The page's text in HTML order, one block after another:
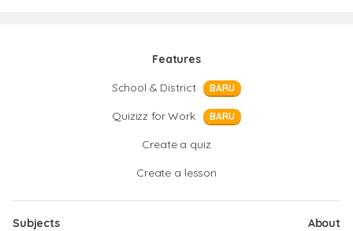
Features
School & District
BARU
Quizizz for Work BARU
Create a quiz
Create a lesson
Subjects
About